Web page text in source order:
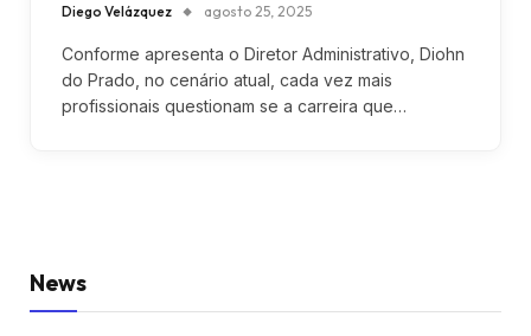
Diego Velázquez agosto 25, 2025
Conforme apresenta o Diretor Administrativo, Diohn
do Prado, no cenário atual, cada vez mais
profissionais questionam se a carreira que…
News